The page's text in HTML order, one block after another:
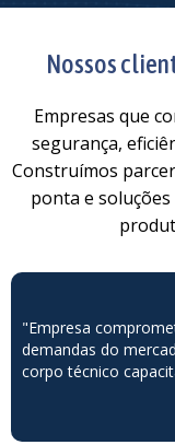
Nossos
Empresas que
segurança,
Construímos
ponta e
"Empresa
demandas do
corpo técnico